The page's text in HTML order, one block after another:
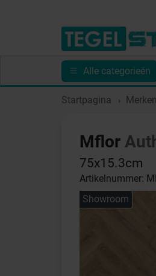
Alle categorieën
Toebehoren Sanitair
Startpagina Merken
Mflor
75x15.3cm
Artikelnummer:
Showroom